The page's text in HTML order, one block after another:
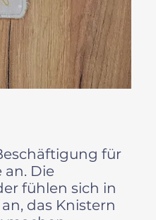
für
an. Die
fühlen sich in
das Knistern